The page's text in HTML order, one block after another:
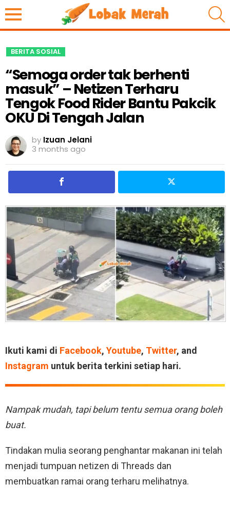
BERITA SOSIAL
“Semoga order tak berhenti
masuk” – Netizen Terharu
Tengok Food Rider Bantu Pakcik
OKU Di Tengah Jalan
by Izuan Jelani
3 months ago
Ikuti kami di Facebook, Youtube, Twitter, and
Instagram untuk berita terkini setiap hari.
Nampak mudah, tapi belum tentu semua orang boleh
buat.
Tindakan mulia seorang penghantar makanan ini telah
menjadi tumpuan netizen di Threads dan
membuatkan ramai orang terharu melihatnya.